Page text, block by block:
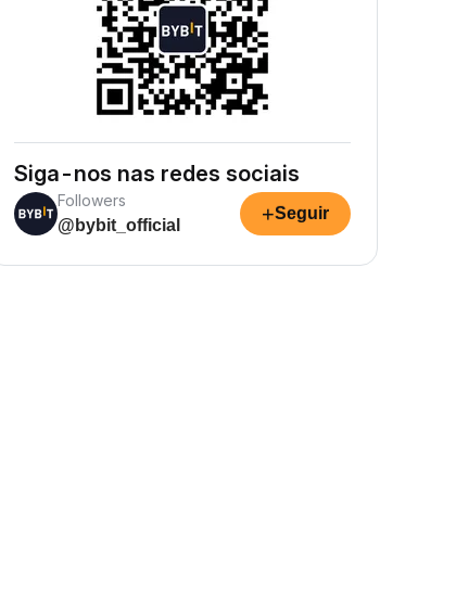
Siga-nos nas redes sociais
Followers
@bybit_official
+Seguir